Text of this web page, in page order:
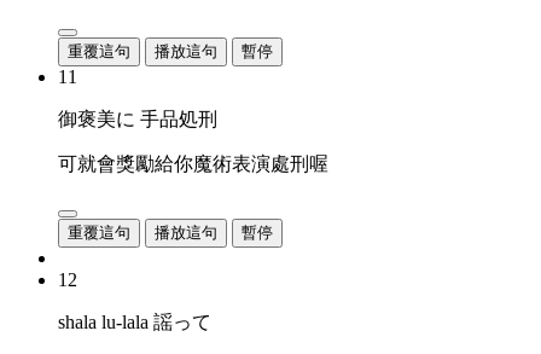
重覆這句 播放這句 暫停
11
御褒美に 手品処刑
可就會獎勵給你魔術表演處刑喔
重覆這句 播放這句 暫停
12
shala lu-lala 謡って